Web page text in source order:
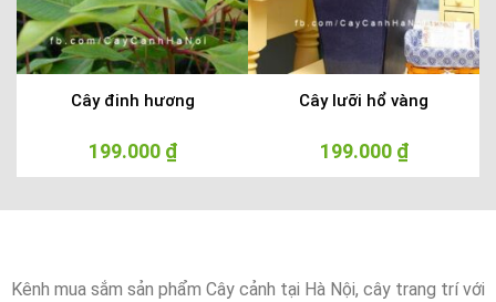
Cây đinh hương
199.000 ₫
Cây lưỡi hổ vàng
199.000 ₫
₫.
Kênh mua sắm sản phẩm Cây cảnh tại Hà Nội, cây trang trí với